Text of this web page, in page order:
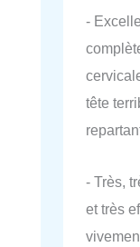
-
tête
- Très,
et très